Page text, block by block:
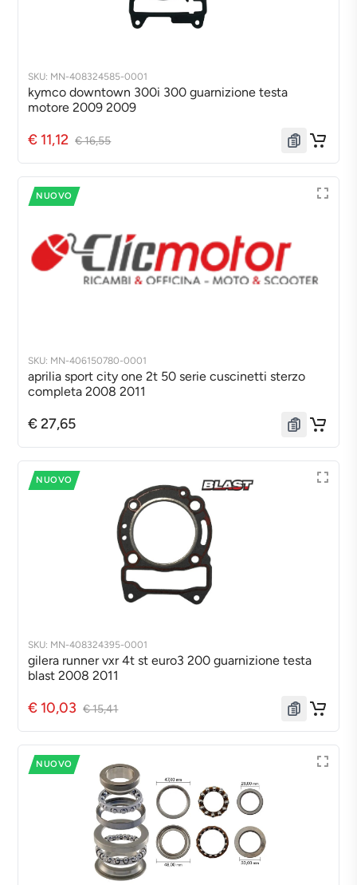
SKU: MN-408324585-0001
kymco downtown 300i 300 guarnizione testa
motore 2009 2009
€ 11,12 € 16,55
NUOVO
SKU: MN-406150780-0001
aprilia sport city one 2t 50 serie cuscinetti sterzo
completa 2008 2011
€ 27,65
NUOVO
SKU: MN-408324395-0001
gilera runner vxr 4t st euro3 200 guarnizione testa
blast 2008 2011
€ 10,03 € 15,41
NUOVO